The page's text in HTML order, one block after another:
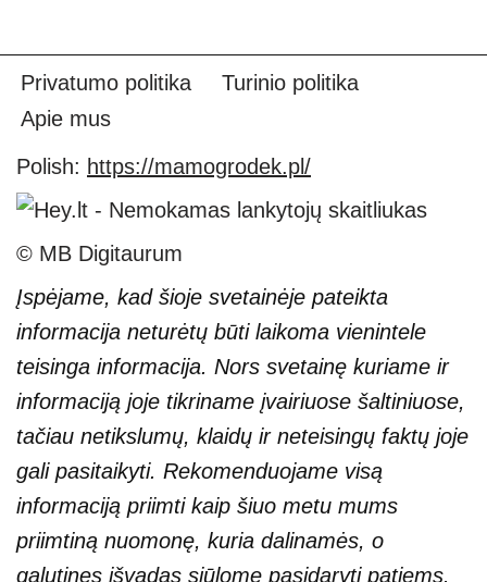
Privatumo politika
Turinio politika
Apie mus
Polish: https://mamogrodek.pl/
© MB Digitaurum
Įspėjame, kad šioje svetainėje pateikta
informacija neturėtų būti laikoma vienintele
teisinga informacija. Nors svetainę kuriame ir
informaciją joje tikriname įvairiuose šaltiniuose,
tačiau netikslumų, klaidų ir neteisingų faktų joje
gali pasitaikyti. Rekomenduojame visą
informaciją priimti kaip šiuo metu mums
priimtiną nuomonę, kuria dalinamės, o
galutines išvadas siūlome pasidaryti patiems.